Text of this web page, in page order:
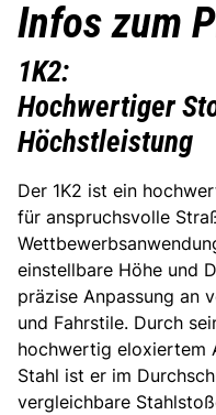
Infos zum
1K2:
Hochwertiger
Höchstleistung
Der 1K2 ist ein
für anspruchsvolle
einstellbare Höhe und
präzise Anpassung an
und Fahrstile. Durch
hochwertig eloxiertem
Stahl ist er im
vergleichbare